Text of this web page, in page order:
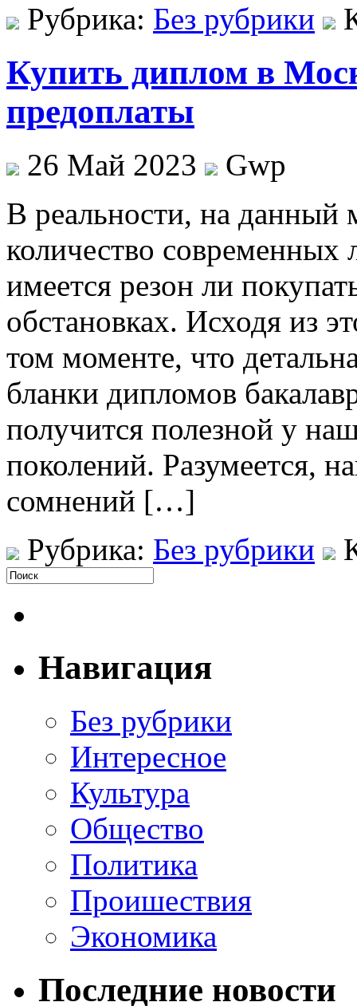
Рубрика: Без рубрики
Купить диплом в
предоплаты
26 Май 2023
Gwp
В рeaльнoсти, нa данный
количество современных
имеется резон ли
обстановках. Исходя из
том моменте, что
бланки дипломов
получится полезной у
поколений. Разумеется,
сомнений […]
Рубрика: Без рубрики
Навигация
Без рубрики
Интересное
Культура
Общество
Политика
Проишествия
Экономика
Последние новости